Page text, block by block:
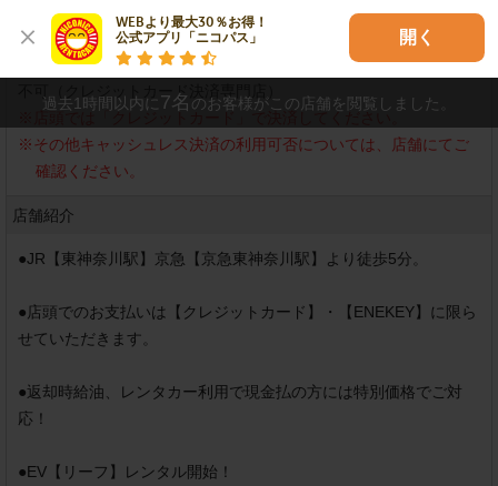
WEBより最大30％お得！
公式アプリ「ニコパス」
開く
店舗での現金決済
不可（クレジットカード決済専門店）
※その他キャッシュレス決済の利用可否については、店舗にてご
確認ください。
店舗紹介
●JR【東神奈川駅】京急【京急東神奈川駅】より徒歩5分。
●店頭でのお支払いは【クレジットカード】・【ENEKEY】に限ら
せていただきます。
●返却時給油、レンタカー利用で現金払の方には特別価格でご対
応！
●EV【リーフ】レンタル開始！
過去1時間以内に 7名のお客様がこの店舗を閲覧しました。